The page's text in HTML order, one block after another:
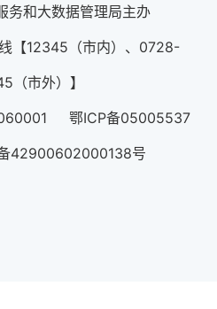
和大数据管理局主办
【12345（市内）、0728-
（市外）】
鄂ICP备05005537
42900602000138号